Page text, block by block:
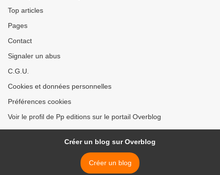
Top articles
Pages
Contact
Signaler un abus
C.G.U.
Cookies et données personnelles
Préférences cookies
Voir le profil de Pp editions sur le portail Overblog
Créer un blog sur Overblog
Créer un blog